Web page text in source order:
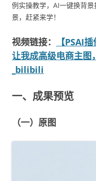
例实操教学，AI一键换背
景，赶紧来学！
视频链接：
【PSAI
让我成高级电商主图
_bilibili
一、成果预览
（一）原图